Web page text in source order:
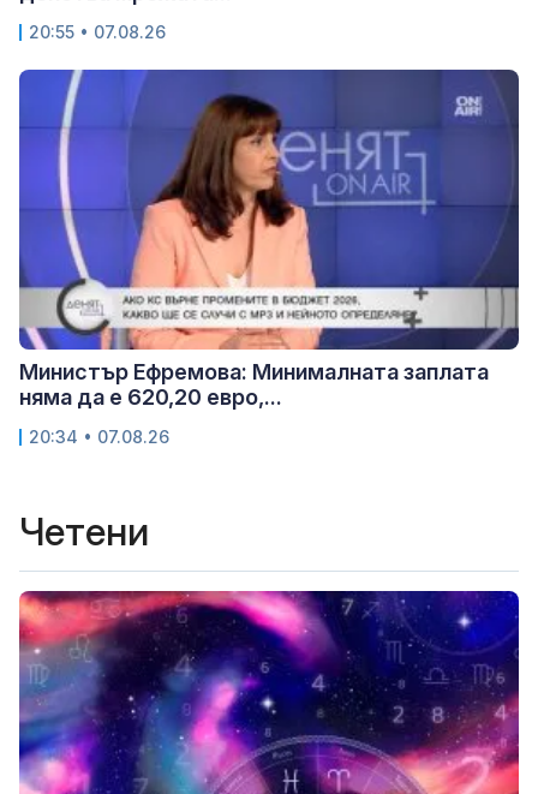
20:55 • 07.08.26
Министър Ефремова: Минималната заплата
няма да е 620,20 евро,...
20:34 • 07.08.26
Четени